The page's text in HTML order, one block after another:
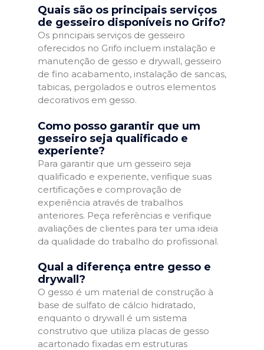
Quais são os principais serviços
de gesseiro disponíveis no Grifo?
Os principais serviços de gesseiro
oferecidos no Grifo incluem instalação e
manutenção de gesso e drywall, gesseiro
de fino acabamento, instalação de sancas,
tabicas, pergolados e outros elementos
decorativos em gesso.
Como posso garantir que um
gesseiro seja qualificado e
experiente?
Para garantir que um gesseiro seja
qualificado e experiente, verifique suas
certificações e comprovação de
experiência através de trabalhos
anteriores. Peça referências e verifique
avaliações de clientes para ter uma ideia
da qualidade do trabalho do profissional.
Qual a diferença entre gesso e
drywall?
O gesso é um material de construção à
base de sulfato de cálcio hidratado,
enquanto o drywall é um sistema
construtivo que utiliza placas de gesso
acartonado fixadas em estruturas